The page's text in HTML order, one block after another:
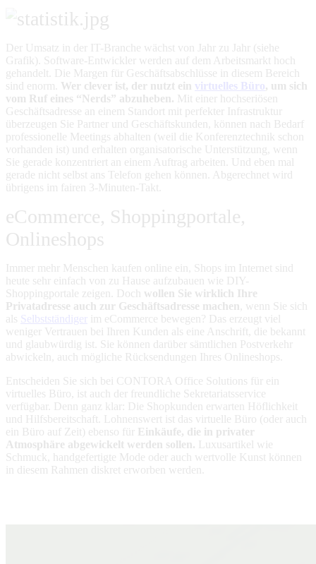
Der Umsatz in der IT-Branche wächst von Jahr zu Jahr (siehe
Grafik). Software-Entwickler werden auf dem Arbeitsmarkt hoch
gehandelt. Die Margen für Geschäftsabschlüsse in diesem Bereich
sind enorm. Wer clever ist, der nutzt ein virtuelles Büro, um sich
vom Ruf eines “Nerds” abzuheben. Mit einer hochseriösen
Geschäftsadresse an einem Standort mit perfekter Infrastruktur
überzeugen Sie Partner und Geschäftskunden, können nach Bedarf
professionelle Meetings abhalten (weil die Konferenztechnik schon
vorhanden ist) und erhalten organisatorische Unterstützung, wenn
Sie gerade konzentriert an einem Auftrag arbeiten. Und eben mal
gerade nicht selbst ans Telefon gehen können. Abgerechnet wird
übrigens im fairen 3-Minuten-Takt.
eCommerce, Shoppingportale,
Onlineshops
Immer mehr Menschen kaufen online ein, Shops im Internet sind
heute sehr einfach von zu Hause aufzubauen wie DIY-
Shoppingportale zeigen. Doch wollen Sie wirklich Ihre
Privatadresse auch zur Geschäftsadresse machen , wenn Sie sich
als Selbstständiger
im eCommerce bewegen? Das erzeugt viel
weniger Vertrauen bei Ihren Kunden als eine Anschrift, die bekannt
und glaubwürdig ist.
Sie können darüber sämtlichen Postverkehr
abwickeln, auch mögliche Rücksendungen Ihres Onlineshops.
Entscheiden Sie sich bei CONTORA Office Solutions für ein
virtuelles Büro, ist auch der freundliche Sekretariatsservice
verfügbar. Denn ganz klar: Die Shopkunden erwarten Höflichkeit
und Hilfsbereitschaft.
Lohnenswert ist das virtuelle Büro (oder auch
ein Büro auf Zeit) ebenso für
Einkäufe, die in privater
Atmosphäre abgewickelt werden sollen. Luxusartikel wie
Schmuck, handgefertigte Mode oder auch wertvolle Kunst können
in diesem Rahmen diskret erworben werden.